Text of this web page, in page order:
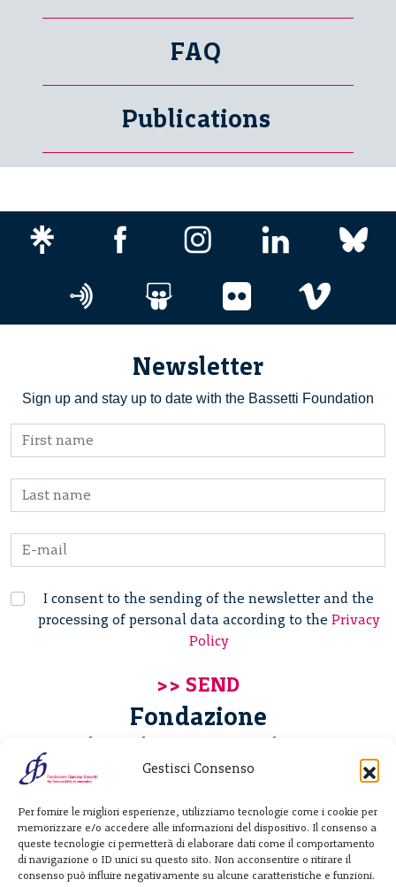
Gestisci Consenso
Per fornire le migliori esperienze, utilizziamo tecnologie come i cookie per
memorizzare e/o accedere alle informazioni del dispositivo. Il consenso a
queste tecnologie ci permetterà di elaborare dati come il comportamento
di navigazione o ID unici su questo sito. Non acconsentire o ritirare il
consenso può influire negativamente su alcune caratteristiche e funzioni.
FAQ
Publications
Newsletter
Sign up and stay up to date with the Bassetti Foundation
I consent to the sending of the newsletter and the
processing of personal data according to the Privacy
Policy
Fondazione
Giannino Bassetti ETS
20122 Milano - Italia
T. +39 02 781933
F. + 39 02 76392030